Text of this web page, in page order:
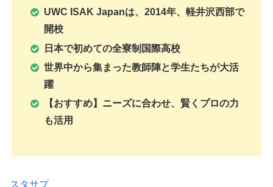
UWC ISAK Japanは、2014年、軽井沢西部で
開校
日本で初めての全寮制国際高校
世界中から集まった教師陣と学生たちが大活
躍
【おすすめ】ニーズに合わせ、賢くプロの力
も活用
スタサプ